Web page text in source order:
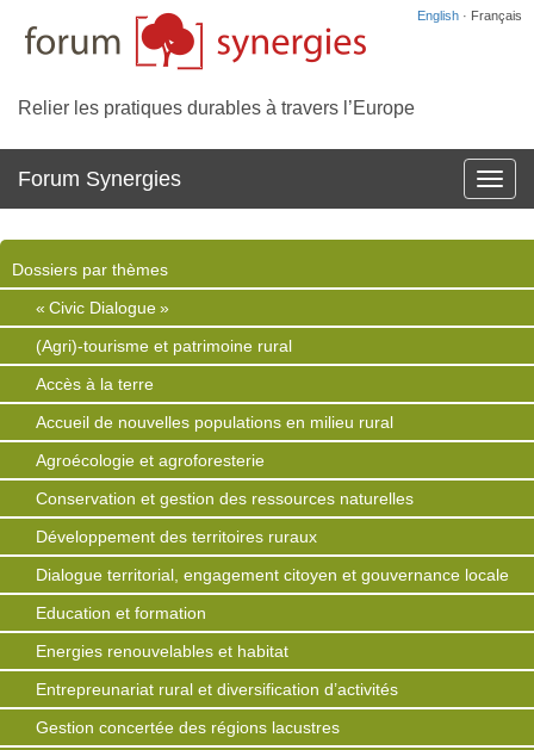
English · Français
Relier les pratiques durables à travers l’Europe
la
Forum Synergies
Dossiers par thèmes
« Civic Dialogue »
(Agri)-tourisme et patrimoine rural
Accès à la terre
Accueil de nouvelles populations en milieu rural
Agroécologie et agroforesterie
Conservation et gestion des ressources naturelles
Développement des territoires ruraux
Dialogue territorial, engagement citoyen et gouvernance locale
Education et formation
Energies renouvelables et habitat
Entrepreunariat rural et diversification d’activités
Gestion concertée des régions lacustres